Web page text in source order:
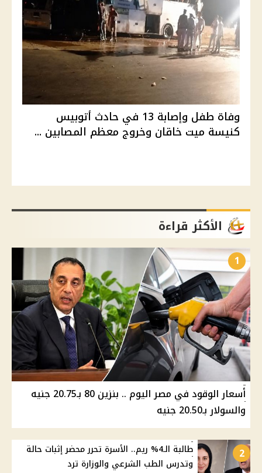
وفاة طفل وإصابة 13 في حادث أتوبيس
كنيسة ميت خاقان وخروج معظم المصابين ...
الأكثر قراءة
1
أسعار الوقود في مصر اليوم .. بنزين 80 بـ20.75 جنيه
والسولار بـ20.50 جنيه
2
طالبة الـ4% ريم.. الأسرة تحرر محضر إثبات حالة
وتدرس الطب الشرعي والوزارة ترد